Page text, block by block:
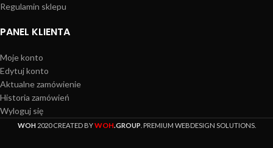
Regulamin sklepu
PANEL KLIENTA
Moje konto
Edytuj konto
Aktualne zamówienie
Historia zamówień
Wyloguj się
WOH 2020 CREATED BYWOH.GROUP . PREMIUM WEBDESIGN SOLUTIONS.